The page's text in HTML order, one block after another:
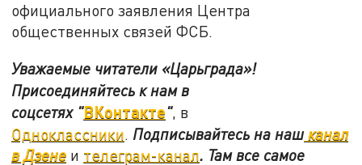
официального заявления Центра
общественных связей ФСБ.
Уважаемые читатели «Царьграда»!
Присоединяйтесь к нам в
соцсетях "ВКонтакте", в
Одноклассники. Подписывайтесь на нашканал
в Дзене и телеграм-канал. Там все самое